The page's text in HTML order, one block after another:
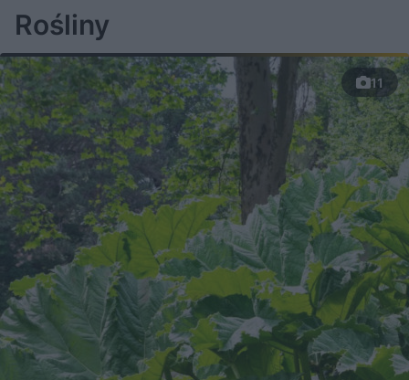
Rośliny
11